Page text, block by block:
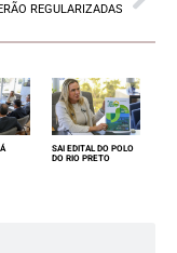
REGULARIZADAS
SAI EDITAL DO POLO
DO RIO PRETO